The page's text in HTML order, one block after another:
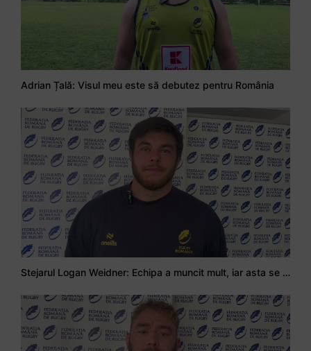
Adrian Țală: Visul meu este să debutez pentru România
Stejarul Logan Weidner: Echipa a muncit mult, iar asta se va vedea în meciurile de la Nations Cup